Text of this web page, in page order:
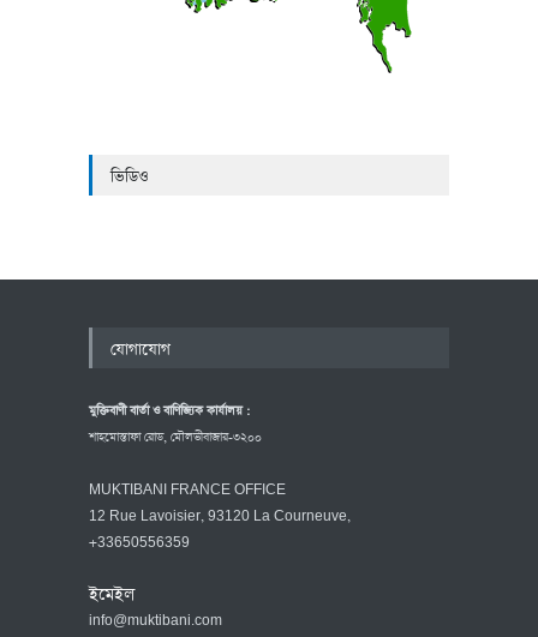
ভিডিও
যোগাযোগ
মুক্তিবাণী বার্তা ও বাণিজ্যিক কার্যালয় :
শাহমোস্তাফা রোড, মৌলভীবাজার-৩২০০
MUKTIBANI FRANCE OFFICE
12 Rue Lavoisier, 93120 La Courneuve,
+33650556359
ইমেইল
info@muktibani.com